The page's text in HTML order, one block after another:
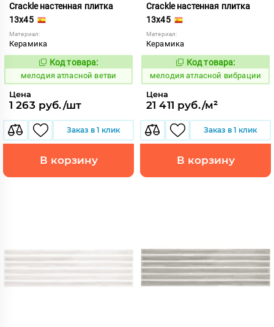
Crackle настенная плитка
13x45
Материал:
Керамика
968009
Код товара:
мелодия атласной ветви
Цена
1 263 руб./шт
Заказ в 1 клик
В корзину
Crackle настенная плитка
13x45
Материал:
Керамика
968010
Код товара:
мелодия атласной вибрации
Цена
21 411 руб./м²
Заказ в 1 клик
В корзину